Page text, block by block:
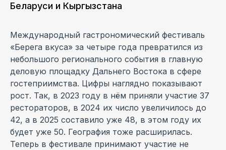
Беларуси и Кыргызстана
Международный гастрономический фестиваль
«Берега вкуса» за четыре года превратился из
небольшого регионального события в главную
деловую площадку Дальнего Востока в сфере
гостеприимства. Цифры наглядно показывают
рост. Так, в 2023 году в нём приняли участие 37
рестораторов, в 2024 их число увеличилось до
42, а в 2025 составило уже 48, в этом году их
будет уже 50. География тоже расширилась.
Теперь в фестивале принимают участие не